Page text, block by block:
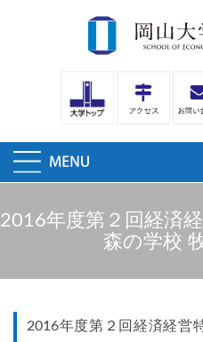
2016年度第２回経済
森の学校
2016年度第２回経済経営